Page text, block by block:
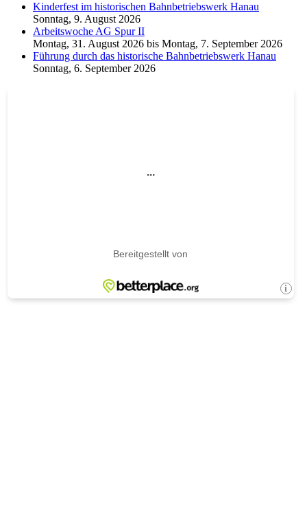
Kinderfest im historischen Bahnbetriebswerk Hanau
Sonntag, 9. August 2026
Arbeitswoche AG Spur II
Montag, 31. August 2026 bis Montag, 7. September 2026
Führung durch das historische Bahnbetriebswerk Hanau
Sonntag, 6. September 2026